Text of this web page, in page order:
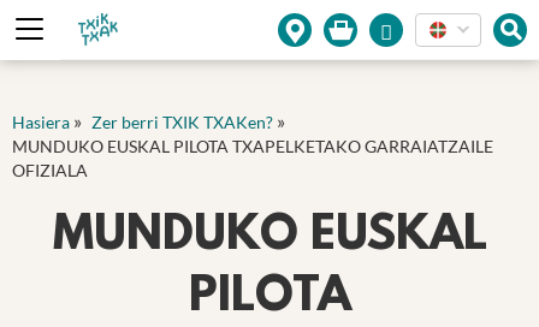
Cookies management panel
Hasiera » Zer berri TXIK TXAKen? »
MUNDUKO EUSKAL PILOTA TXAPELKETAKO GARRAIATZAILE
OFIZIALA
MUNDUKO EUSKAL
PILOTA